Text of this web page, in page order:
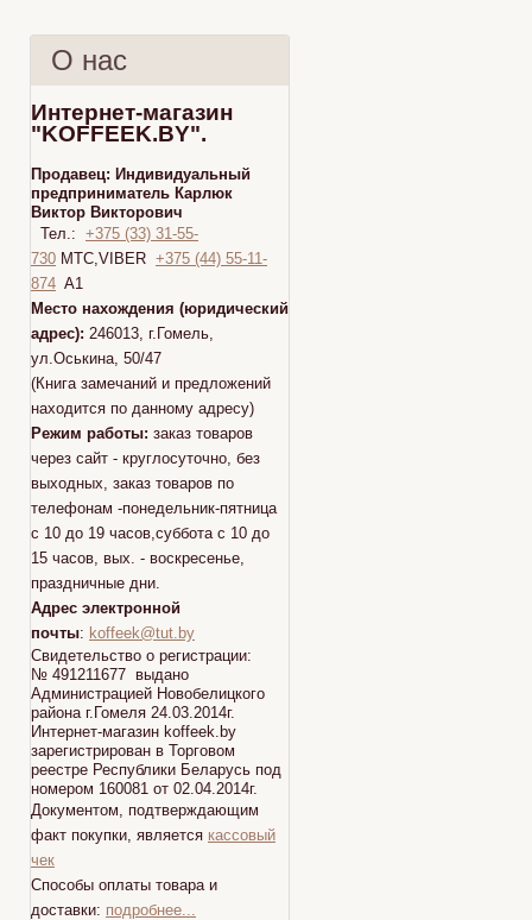
О нас
Интернет-магазин
"KOFFEEK.BY".
Продавец: Индивидуальный
предприниматель Карлюк
Виктор Викторович
Тел.: +375 (33) 31-55-
730 МТС,VIBER +375 (44) 55-11-
874 A1
Место нахождения (юридический
адрес): 246013, г.Гомель,
ул.Оськина, 50/47
(Книга замечаний и предложений
находится по данному адресу)
Режим работы: заказ товаров
через сайт - круглосуточно, без
выходных, заказ товаров по
телефонам -понедельник-пятница
с 10 до 19 часов,суббота с 10 до
15 часов, вых. - воскресенье,
праздничные дни.
Адрес электронной
почты: koffeek@tut.by
Свидетельство о регистрации:
№ 491211677 выдано
Администрацией Новобелицкого
района г.Гомеля 24.03.2014г.
Интернет-магазин koffeek.by
зарегистрирован в Торговом
реестре Республики Беларусь под
номером 160081 от 02.04.2014г.
Документом, подтверждающим
факт покупки, является кассовый
чек
Способы оплаты товара и
доставки: подробнее...